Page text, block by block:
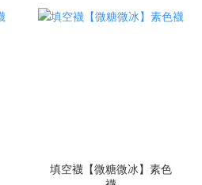
填空襪【微糖微冰】素色